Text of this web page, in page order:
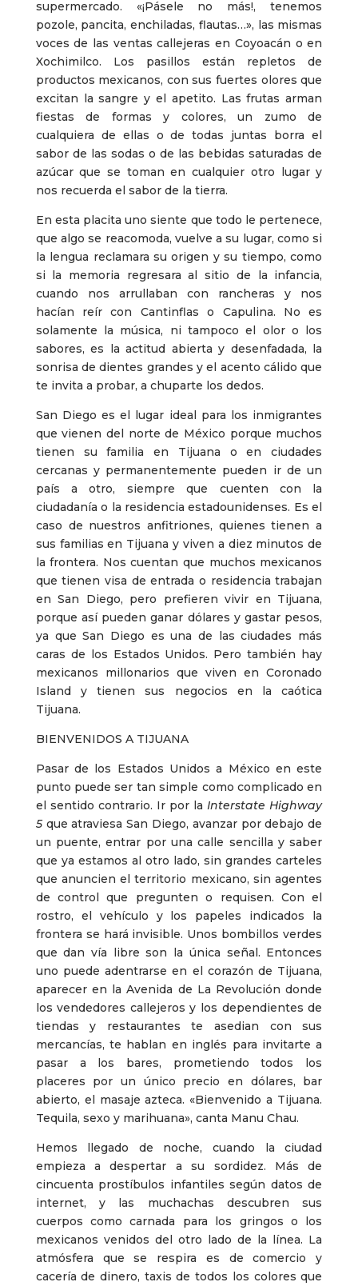
supermercado. «¡Pásele no más!, tenemos
pozole, pancita, enchiladas, flautas…», las mismas
voces de las ventas callejeras en Coyoacán o en
Xochimilco. Los pasillos están repletos de
productos mexicanos, con sus fuertes olores que
excitan la sangre y el apetito. Las frutas arman
fiestas de formas y colores, un zumo de
cualquiera de ellas o de todas juntas borra el
sabor de las sodas o de las bebidas saturadas de
azúcar que se toman en cualquier otro lugar y
nos recuerda el sabor de la tierra.
En esta placita uno siente que todo le pertenece,
que algo se reacomoda, vuelve a su lugar, como si
la lengua reclamara su origen y su tiempo, como
si la memoria regresara al sitio de la infancia,
cuando nos arrullaban con rancheras y nos
hacían reír con Cantinflas o Capulina. No es
solamente la música, ni tampoco el olor o los
sabores, es la actitud abierta y desenfadada, la
sonrisa de dientes grandes y el acento cálido que
te invita a probar, a chuparte los dedos.
San Diego es el lugar ideal para los inmigrantes
que vienen del norte de México porque muchos
tienen su familia en Tijuana o en ciudades
cercanas y permanentemente pueden ir de un
país a otro, siempre que cuenten con la
ciudadanía o la residencia estadounidenses. Es el
caso de nuestros anfitriones, quienes tienen a
sus familias en Tijuana y viven a diez minutos de
la frontera. Nos cuentan que muchos mexicanos
que tienen visa de entrada o residencia trabajan
en San Diego, pero prefieren vivir en Tijuana,
porque así pueden ganar dólares y gastar pesos,
ya que San Diego es una de las ciudades más
caras de los Estados Unidos. Pero también hay
mexicanos millonarios que viven en Coronado
Island y tienen sus negocios en la caótica
Tijuana.
BIENVENIDOS A TIJUANA
Pasar de los Estados Unidos a México en este
punto puede ser tan simple como complicado en
el sentido contrario. Ir por laInterstate Highway
5que atraviesa San Diego, avanzar por debajo de
un puente, entrar por una calle sencilla y saber
que ya estamos al otro lado, sin grandes carteles
que anuncien el territorio mexicano, sin agentes
de control que pregunten o requisen. Con el
rostro, el vehículo y los papeles indicados la
frontera se hará invisible. Unos bombillos verdes
que dan vía libre son la única señal. Entonces
uno puede adentrarse en el corazón de Tijuana,
aparecer en la Avenida de La Revolución donde
los vendedores callejeros y los dependientes de
tiendas y restaurantes te asedian con sus
mercancías, te hablan en inglés para invitarte a
pasar a los bares, prometiendo todos los
placeres por un único precio en dólares, bar
abierto, el masaje azteca. «Bienvenido a Tijuana.
Tequila, sexo y marihuana», canta Manu Chau.
Hemos llegado de noche, cuando la ciudad
empieza a despertar a su sordidez. Más de
cincuenta prostíbulos infantiles según datos de
internet, y las muchachas descubren sus
cuerpos como carnada para los gringos o los
mexicanos venidos del otro lado de la línea. La
atmósfera que se respira es de comercio y
cacería de dinero, taxis de todos los colores que